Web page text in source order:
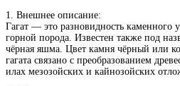
1. Внешнее описание:
Гагат — это разновидность каменного
горной порода. Известен также под
чёрная яшма. Цвет камня чёрный или
гагата связано с преобразованием
илах мезозойских и кайнозойских